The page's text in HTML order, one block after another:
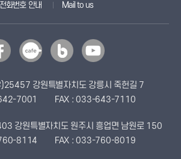
전화번호 안내
Mail to us
)25457 강원특별자치도 강릉시 죽헌길 7
7001
FAX : 033-643-7110
강원특별자치도 원주시 흥업면 남원로 150
8114
FAX : 033-760-8019